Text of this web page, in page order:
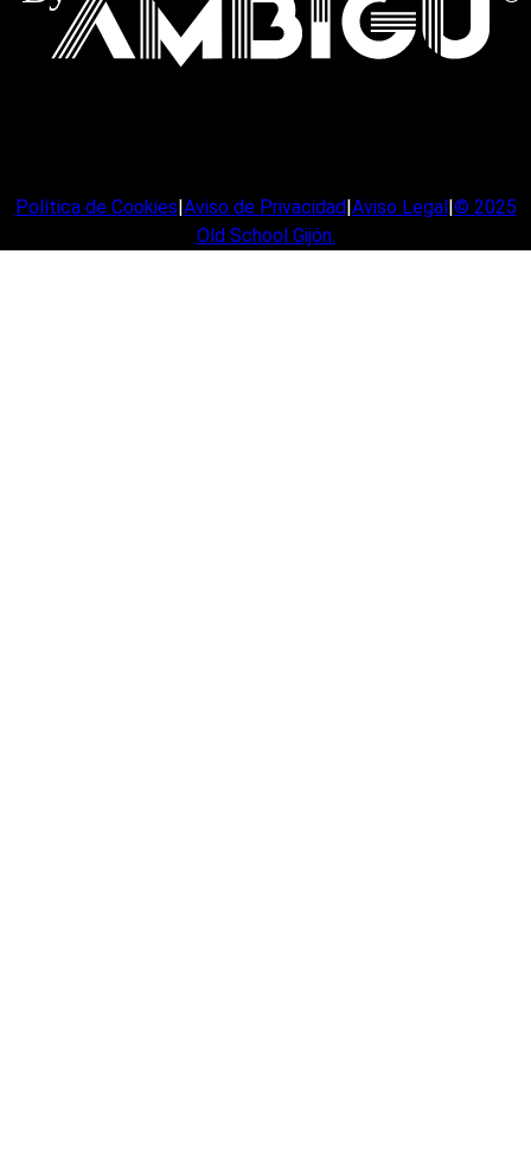
Política de Cookies|Aviso de Privacidad|Aviso Legal|© 2025
Old School Gijón.